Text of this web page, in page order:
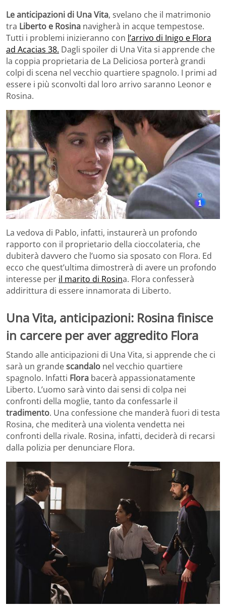
Le anticipazioni di Una Vita, svelano che il matrimonio
tra Liberto e Rosina navigherà in acque tempestose.
Tutti i problemi inizieranno con l’arrivo di Inigo e Flora
ad Acacias 38. Dagli spoiler di Una Vita si apprende che
la coppia proprietaria de La Deliciosa porterà grandi
colpi di scena nel vecchio quartiere spagnolo. I primi ad
essere i più sconvolti dal loro arrivo saranno Leonor e
Rosina.
La vedova di Pablo, infatti, instaurerà un profondo
rapporto con il proprietario della cioccolateria, che
dubiterà davvero che l’uomo sia sposato con Flora. Ed
ecco che quest’ultima dimostrerà di avere un profondo
interesse per il marito di Rosina. Flora confesserà
addirittura di essere innamorata di Liberto.
Una Vita, anticipazioni: Rosina finisce
in carcere per aver aggredito Flora
Stando alle anticipazioni di Una Vita, si apprende che ci
sarà un grandescandalo nel vecchio quartiere
spagnolo. Infatti Flora bacerà appassionatamente
Liberto. L’uomo sarà vinto dai sensi di colpa nei
confronti della moglie, tanto da confessarle il
tradimento. Una confessione che manderà fuori di testa
Rosina, che mediterà una violenta vendetta nei
confronti della rivale. Rosina, infatti, deciderà di recarsi
dalla polizia per denunciare Flora.